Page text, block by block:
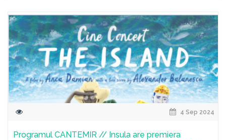
4 Sep 2024
Programul CANTEMIR // Insula are premiera